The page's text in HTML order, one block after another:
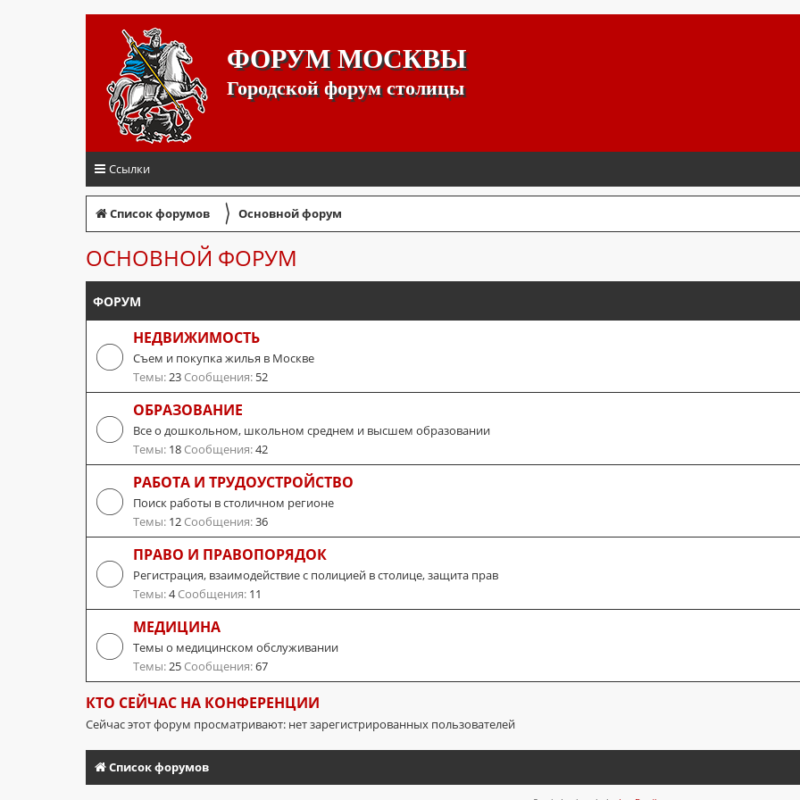
ФОРУМ МОСКВЫ
Городской форум столицы
Ссылки
Список форумов 〉 Основной форум
ОСНОВНОЙ ФОРУМ
ФОРУМ
НЕДВИЖИМОСТЬ
Съем и покупка жилья в Москве
Темы:23 Сообщения: 52
ОБРАЗОВАНИЕ
Все о дошкольном, школьном среднем и высшем образовании
Темы: 18 Сообщения:42
РАБОТА И ТРУДОУСТРОЙСТВО
Поиск работы в столичном регионе
Темы: 12 Сообщения:36
ПРАВО И ПРАВОПОРЯДОК
Регистрация, взаимодействие с полицией в столице, защита прав
Темы:4Сообщения: 11
МЕДИЦИНА
Темы о медицинском обслуживании
Темы:25 Сообщения:67
КТО СЕЙЧАС НА КОНФЕРЕНЦИИ
Сейчас этот форум просматривают: нет зарегистрированных пользователей
Список форумов